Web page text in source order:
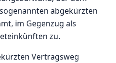
abgekürzten
im Gegenzug als
zu.
Vertragsweg